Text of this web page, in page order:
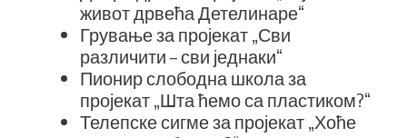
живот дрвећа Детелинаре“
Грување за пројекат „Сви
различити – сви једнаки“
Пионир слободна школа за
пројекат „Шта ћемо са пластиком?“
Телепске сигме за пројекат „Хоће